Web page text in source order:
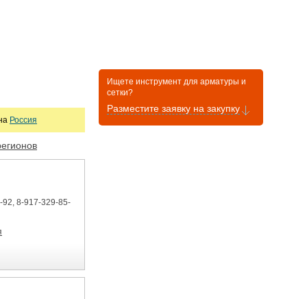
Россия
92, 8-917-329-85-
Ищете инструмент для арматуры и
сетки?
Разместите заявку на закупку